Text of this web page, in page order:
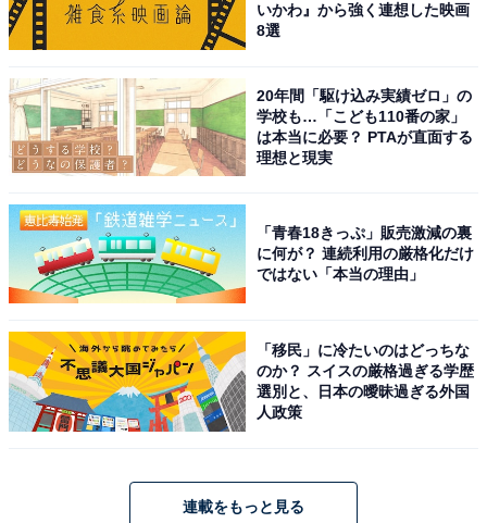
袖があり、色も落ち着いているので、羽織などを合わせ
スは大型店とオンラインショップ限定アイテムのため、
早めのチェックがおすすめです。
いかわ』から強く連想した映画
8選
20年間「駆け込み実績ゼロ」の
学校も…「こども110番の家」
は本当に必要？ PTAが直面する
理想と現実
「青春18きっぷ」販売激減の裏
に何が？ 連続利用の厳格化だけ
ではない「本当の理由」
「移民」に冷たいのはどっちな
のか？ スイスの厳格過ぎる学歴
選別と、日本の曖昧過ぎる外国
人政策
連載をもっと見る